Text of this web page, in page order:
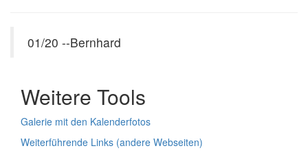
01/20 --Bernhard
Weitere Tools
Galerie mit den Kalenderfotos
Weiterführende Links (andere Webseiten)